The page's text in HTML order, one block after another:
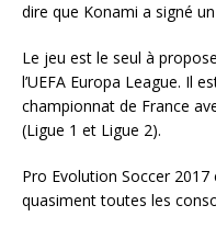
dire que Konami a signé
Le jeu est le seul à
l’UEFA Europa League. Il
championnat de France
(Ligue 1 et Ligue 2).
Pro Evolution Soccer
quasiment toutes les